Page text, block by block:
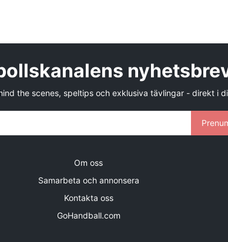
the scenes, speltips och exklusiva tävlingar - direkt i
Om oss
Samarbeta och annonsera
Kontakta oss
GoHandball.com